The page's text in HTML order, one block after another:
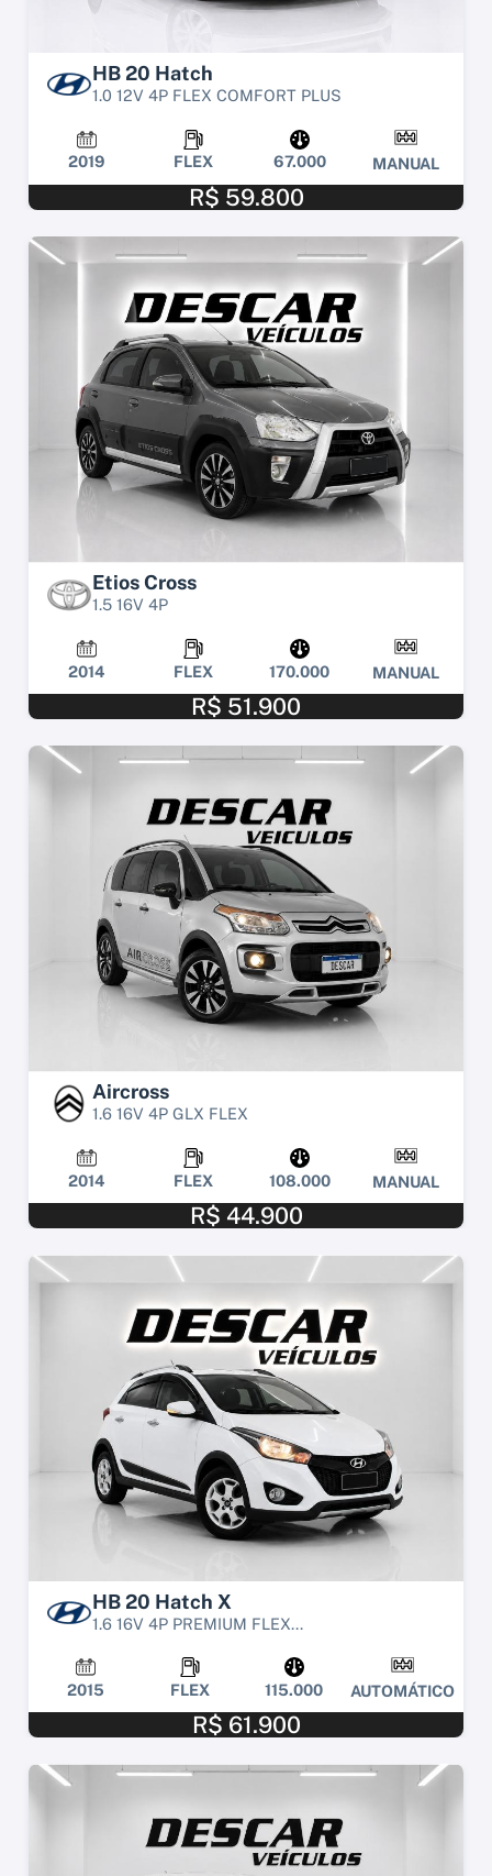
HB 20 Hatch
1.0 12V 4P FLEX COMFORT PLUS
2019 FLEX 67.000 MANUAL
R$ 59.800
Etios Cross
1.5 16V 4P
2014 FLEX 170.000 MANUAL
R$ 51.900
Aircross
1.6 16V 4P GLX FLEX
2014 FLEX 108.000 MANUAL
R$ 44.900
HB 20 Hatch X
1.6 16V 4P PREMIUM FLEX...
2015 FLEX 115.000 AUTOMÁTICO
R$ 61.900